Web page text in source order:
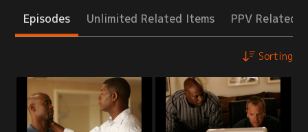
Episodes Unlimited Related Items PPV Related
Sorting